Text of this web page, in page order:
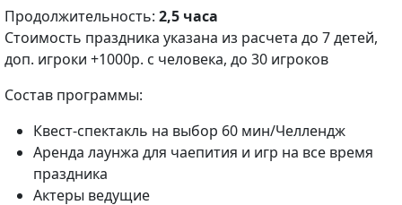
Продолжительность: 2,5 часа
Стоимость праздника указана из расчета до 7 детей,
доп. игроки +1000р. с человека, до 30 игроков
Состав программы:
Квест-спектакль на выбор 60 мин/Челлендж
Аренда лаунжа для чаепития и игр на все время
праздника
Актеры ведущие